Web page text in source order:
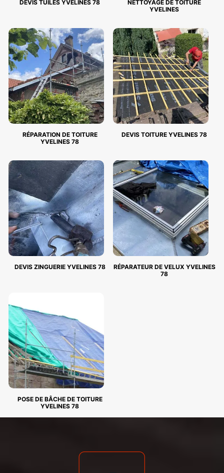
DEVIS TUILES YVELINES 78
NETTOYAGE DE TOITURE
YVELINES
RÉPARATION DE TOITURE
YVELINES 78
DEVIS TOITURE YVELINES 78
DEVIS ZINGUERIE YVELINES 78
RÉPARATEUR DE VELUX YVELINES
78
POSE DE BÂCHE DE TOITURE
YVELINES 78